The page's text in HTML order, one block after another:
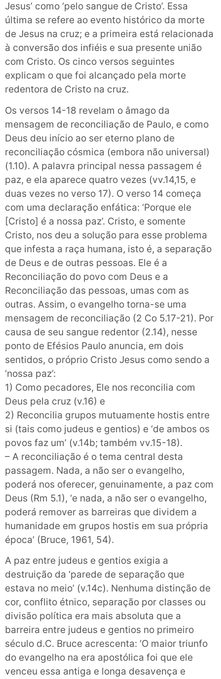
Jesus’ como ‘pelo sangue de Cristo’. Essa
última se refere ao evento histórico da morte
de Jesus na cruz; e a primeira está relacionada
à conversão dos infiéis e sua presente união
com Cristo. Os cinco versos seguintes
explicam o que foi alcançado pela morte
redentora de Cristo na cruz.
Os versos 14-18 revelam o âmago da
mensagem de reconciliação de Paulo, e como
Deus deu início ao ser eterno plano de
reconciliação cósmica (embora não universal)
(1.10). A palavra principal nessa passagem é
paz, e ela aparece quatro vezes (vv.14,15, e
duas vezes no verso 17). O verso 14 começa
com uma declaração enfática: ‘Porque ele
[Cristo] é a nossa paz’. Cristo, e somente
Cristo, nos deu a solução para esse problema
que infesta a raça humana, isto é, a separação
de Deus e de outras pessoas. Ele é a
Reconciliação do povo com Deus e a
Reconciliação das pessoas, umas com as
outras. Assim, o evangelho torna-se uma
mensagem de reconciliação (2 Co 5.17-21). Por
causa de seu sangue redentor (2.14), nesse
ponto de Efésios Paulo anuncia, em dois
sentidos, o próprio Cristo Jesus como sendo a
‘nossa paz’:
1) Como pecadores, Ele nos reconcilia com
Deus pela cruz (v.16) e
2) Reconcilia grupos mutuamente hostis entre
si (tais como judeus e gentios) e ‘de ambos os
povos faz um’ (v.14b; também vv.15-18).
– A reconciliação é o tema central desta
passagem. Nada, a não ser o evangelho,
poderá nos oferecer, genuinamente, a paz com
Deus (Rm 5.1), ‘e nada, a não ser o evangelho,
poderá remover as barreiras que dividem a
humanidade em grupos hostis em sua própria
época’ (Bruce, 1961, 54).
A paz entre judeus e gentios exigia a
destruição da ‘parede de separação que
estava no meio’ (v.14c). Nenhuma distinção de
cor, conflito étnico, separação por classes ou
divisão política era mais absoluta que a
barreira entre judeus e gentios no primeiro
século d.C. Bruce acrescenta: ‘O maior triunfo
do evangelho na era apostólica foi que ele
venceu essa antiga e longa desavença e